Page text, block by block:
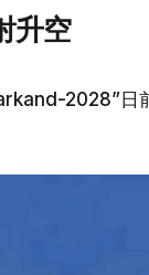
升空
2028”日